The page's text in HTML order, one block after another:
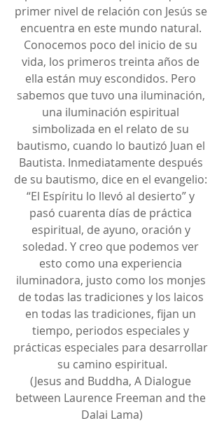
primer nivel de relación con Jesús se
encuentra en este mundo natural.
Conocemos poco del inicio de su
vida, los primeros treinta años de
ella están muy escondidos. Pero
sabemos que tuvo una iluminación,
una iluminación espiritual
simbolizada en el relato de su
bautismo, cuando lo bautizó Juan el
Bautista. Inmediatamente después
de su bautismo, dice en el evangelio:
“El Espíritu lo llevó al desierto” y
pasó cuarenta días de práctica
espiritual, de ayuno, oración y
soledad. Y creo que podemos ver
esto como una experiencia
iluminadora, justo como los monjes
de todas las tradiciones y los laicos
en todas las tradiciones, fijan un
tiempo, periodos especiales y
prácticas especiales para desarrollar
su camino espiritual.
(Jesus and Buddha, A Dialogue
between Laurence Freeman and the
Dalai Lama)